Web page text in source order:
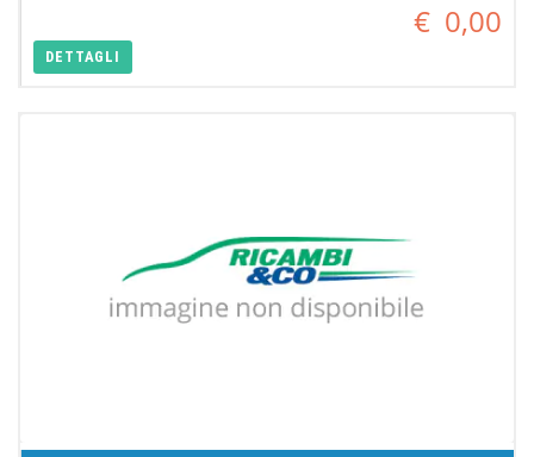
€ 0,00
DETTAGLI